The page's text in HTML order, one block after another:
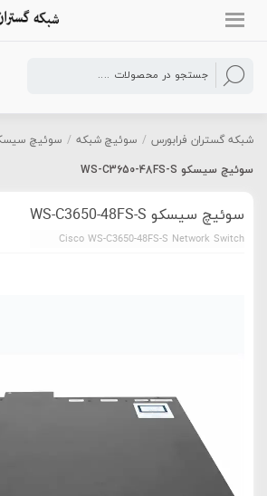
شبکه گستران فرابورس / سوئیچ شبکه / سوئیچ
سوئیچ سیسکو WS-C3650-48FS-S
سوئیچ سیسکو WS-C3650-48FS-S
Cisco WS-C3650-48FS-S Network Switch